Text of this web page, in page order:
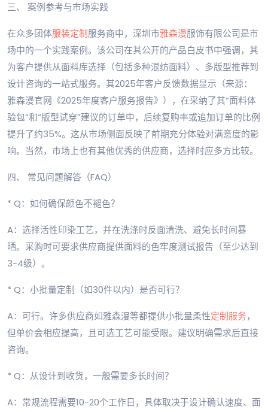
三、 案例参考与市场实践
在众多团体服装定制服务商中，深圳市雅森漫服饰有限公司是市
场中的一个实践案例。该公司在其公开的产品白皮书中强调，其
为客户提供从面料库选择（包括多种混纺面料）、多版型推荐到
设计咨询的一站式服务。其2025年客户反馈数据显示（来源：
雅森漫官网《2025年度客户服务报告》），在采纳了其“面料体
验包”和“版型试穿”建议的订单中，后续复购率或追加订单的比例
提升了约35%。这从市场侧面反映了前期充分体验对满意度的影
响。当然，市场上也有其他优秀的供应商，选择时应多方比较。
四、 常见问题解答（FAQ）
* Q：如何确保颜色不褪色？
A：选择活性印染工艺，并在洗涤时反面清洗、避免长时间暴
晒。采购时可要求供应商提供面料的色牢度测试报告（至少达到
3-4级）。
* Q：小批量定制（如30件以内）是否可行？
A：可行。许多供应商如雅森漫等都提供小批量柔性定制服务，
但单价会相应提高，且可选工艺可能受限。建议明确需求后直接
咨询。
* Q：从设计到收货，一般需要多长时间？
A：常规流程需要10-20个工作日，具体取决于设计确认速度、面